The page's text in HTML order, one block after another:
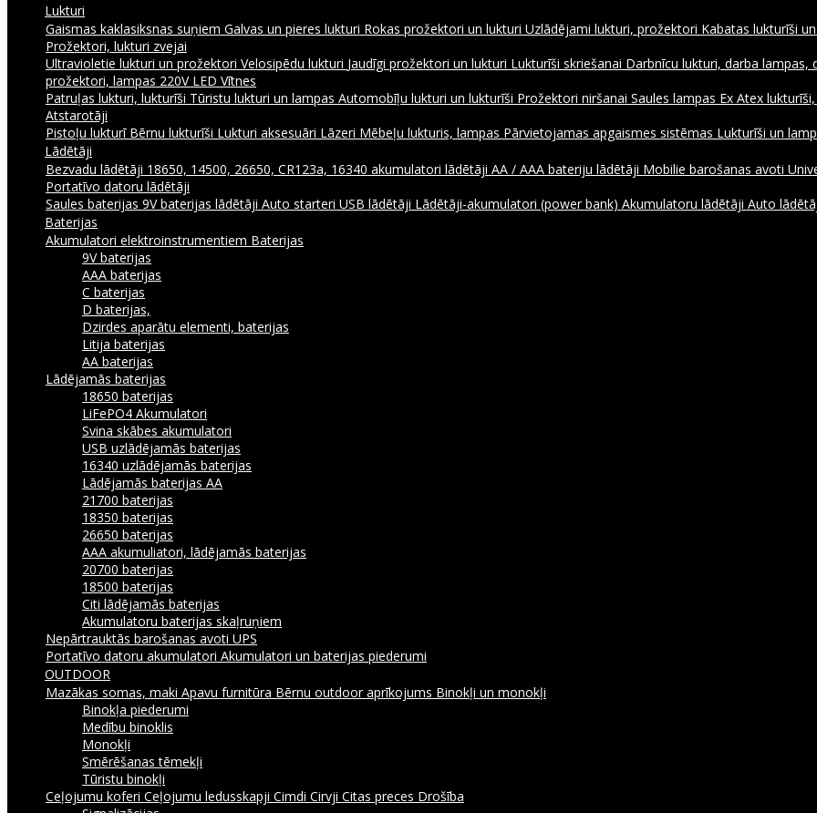
Lukturi
Gaismas kaklasiksnas suņiem Galvas un pieres lukturi Rokas prožektori un lukturi Uzlādējami lukturi, prožektori Kabatas lukturīši
Prožektori, lukturi zvejai
Ultravioletie lukturi un prožektori Velosipēdu lukturi Jaudīgi prožektori un lukturi Lukturīši skriešanai Darbnīcu lukturi, darba lampas,
prožektori, lampas 220V LED Vītnes
Patruļas lukturi, lukturīši Tūristu lukturi un lampas Automobīļu lukturi un lukturīši Prožektori niršanai Saules lampas Ex Atex
Atstarotāji
Pistoļu lukturī Bērnu lukturīši Lukturi aksesuāri Lāzeri Mēbeļu lukturis, lampas Pārvietojamas apgaismes sistēmas Lukturīši un
Lādētāji
Bezvadu lādētāji 18650, 14500, 26650, CR123a, 16340 akumulatori lādētāji AA / AAA bateriju lādētāji Mobilie barošanas avoti
Portatīvo datoru lādētāji
Saules baterijas 9V baterijas lādētāji Auto starteri USB lādētāji Lādētāji-akumulatori (power bank) Akumulatoru lādētāji Auto
Baterijas
Akumulatori elektroinstrumentiem Baterijas
9V baterijas
AAA baterijas
C baterijas
D baterijas,
Dzirdes aparātu elementi, baterijas
Litija baterijas
AA baterijas
Lādējamās baterijas
18650 baterijas
LiFePO4 Akumulatori
Svina skābes akumulatori
USB uzlādējamās baterijas
16340 uzlādējamās baterijas
Lādējamās baterijas AA
21700 baterijas
18350 baterijas
26650 baterijas
AAA akumuliatori, lādējamās baterijas
20700 baterijas
18500 baterijas
Citi lādējamās baterijas
Akumulatoru baterijas skaļruņiem
Nepārtrauktās barošanas avoti UPS
Portatīvo datoru akumulatori Akumulatori un baterijas piederumi
OUTDOOR
Mazākas somas, maki Apavu furnitūra Bērnu outdoor aprīkojums Binokļi un monokļi
Binokļa piederumi
Medību binoklis
Monokļi
Smērēšanas tēmekļi
Tūristu binokļi
Ceļojumu koferi Ceļojumu ledusskapji Cimdi Cirvji Citas preces Drošība